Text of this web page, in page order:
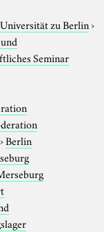
zu Berlin›
Seminar
Berlin